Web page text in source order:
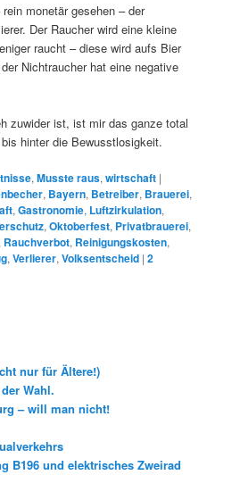
monetär gesehen – der
Der Raucher wird eine kleine
raucht – diese wird aufs Bier
Nichtraucher hat eine negative
zuwider ist, ist mir das ganze total
hinter die Bewusstlosigkeit.
,Musste raus,wirtschaft |
, Bayern, Betreiber, Brauerei,
,Gastronomie, Luftzirkulation,
,Oktoberfest, Privatbrauerei,
Rauchverbot, Reinigungskosten,
,Verlierer,Volksentscheid |2
nur für Ältere!)
Wahl.
– will man nicht!
B196 und elektrisches Zweirad